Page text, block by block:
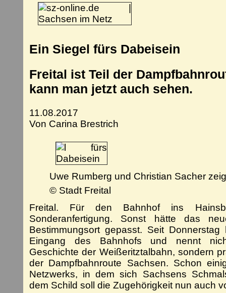
Ein Siegel fürs Dabeisein
Freital ist Teil der
kann man jetzt auch sehen.
11.08.2017
Von Carina Brestrich
Uwe Rumberg und Christian Sacher
© Stadt Freital
Freital. Für den Bahnhof ins
Sonderanfertigung. Sonst hätte das
Bestimmungsort gepasst. Seit
Eingang des Bahnhofs und nennt
Geschichte der Weißeritztalbahn, sondern
der Dampfbahnroute Sachsen. Schon
Netzwerks, in dem sich Sachsens
dem Schild soll die Zugehörigkeit nun auch